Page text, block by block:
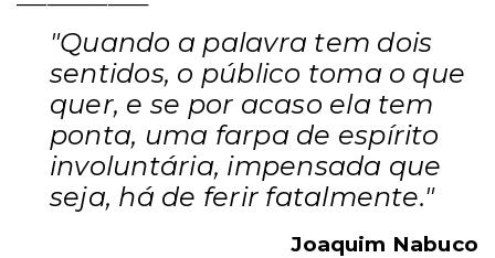
"Quando a palavra tem dois
sentidos, o público toma o que
quer, e se por acaso ela tem
ponta, uma farpa de espírito
involuntária, impensada que
seja, há de ferir fatalmente."
Joaquim Nabuco